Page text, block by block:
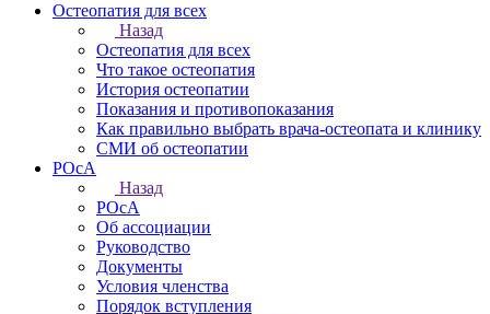
Остеопатия для всех
Назад
Остеопатия для всех
Что такое остеопатия
История остеопатии
Показания и противопоказания
Как правильно выбрать врача-остеопата и клинику
СМИ об остеопатии
РОсА
Назад
РОсА
Об ассоциации
Руководство
Документы
Условия членства
Порядок вступления